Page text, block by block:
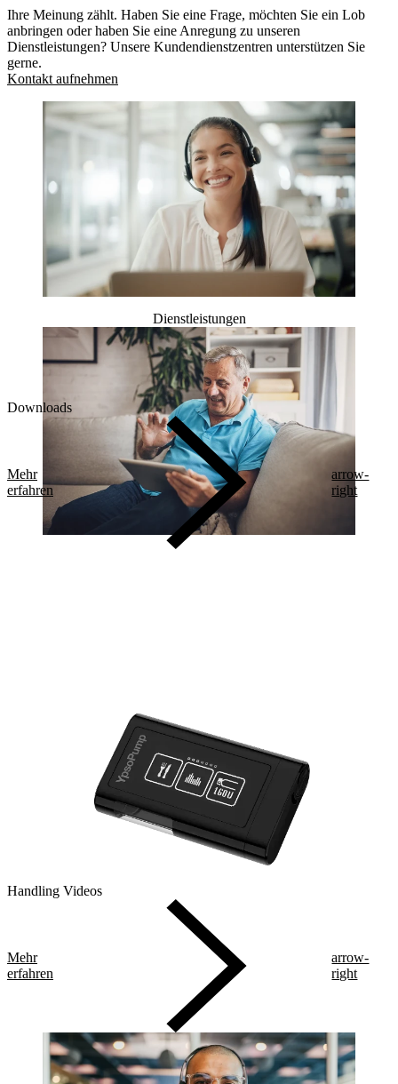
Ihre Meinung zählt. Haben Sie eine Frage, möchten Sie ein Lob
anbringen oder haben Sie eine Anregung zu unseren
Dienstleistungen? Unsere Kundendienstzentren unterstützen Sie
gerne.
Kontakt aufnehmen
Dienstleistungen
Downloads
Mehr
erfahren
arrow-
right
Handling Videos
Mehr
erfahren
arrow-
right